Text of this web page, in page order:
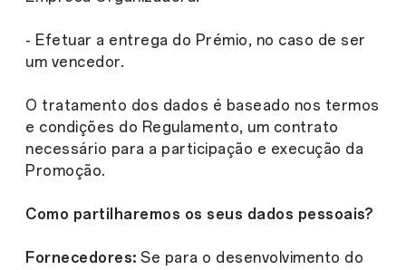
- Efetuar a entrega do Prémio, no caso de ser
um vencedor.
O tratamento dos dados é baseado nos termos
e condições do Regulamento, um contrato
necessário para a participação e execução da
Promoção.
Como partilharemos os seus dados pessoais?
Fornecedores: Se para o desenvolvimento do